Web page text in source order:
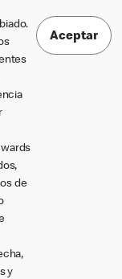
de
y
Aceptar